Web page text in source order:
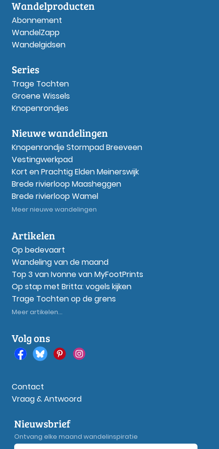
Wandelproducten
Abonnement
WandelZapp
Wandelgidsen
Series
Trage Tochten
Groene Wissels
Knopenrondjes
Nieuwe wandelingen
Knopenrondje Stormpad Breeveen
Vestingwerkpad
Kort en Prachtig Elden Meinerswijk
Brede rivierloop Maasheggen
Brede rivierloop Wamel
Meer nieuwe wandelingen
Artikelen
Op bedevaart
Wandeling van de maand
Top 3 van Ivonne van MyFootPrints
Op stap met Britta: vogels kijken
Trage Tochten op de grens
Meer artikelen...
Volg ons
Contact
Vraag & Antwoord
Nieuwsbrief
Ontvang elke maand wandelinspiratie